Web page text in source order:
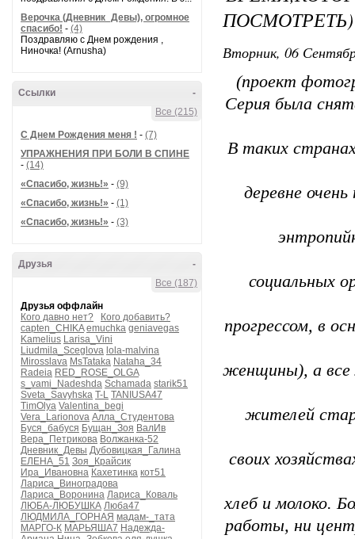
Верочка (Дневник_Девы), огромное
спасибо! - (4)
Поздравляю с Днем рождения ,
Ниночка! (Arnusha)
-
Ссылки
Все (215)
С Днем Рождения меня ! - (7)
УПРАЖНЕНИЯ ПРИ БОЛИ В СПИНЕ
- (14)
«Спасибо, жизнь!» - (9)
«Спасибо, жизнь!» - (1)
«Спасибо, жизнь!» - (3)
-
Друзья
Все (187)
Друзья оффлайн
Кого давно нет?
Кого добавить?
capten_CHIKA emuchka geniavegas
Kamelius Larisa_Vini
Liudmila_Sceglova lola-malvina
Mirosslava MsTataka Nataha_34
Radeia RED_ROSE_OLGA
s_vami_Nadeshda Schamada starik51
Sveta_Savyhska T-L TANIUSA47
TimOlya Valentina_begi
Vera_Larionova Алла_Студентова
Буся_бабуся Бущан_Зоя ВалИв
Вера_Петрикова Волжанка-52
Дневник_Девы Дубовицкая_Галина
ЕЛЕНА_51 Зоя_Крайсик
Ира_Ивановна Кахетинка кот51
Лариса_Виноградова
Лариса_Воронина Лариса_Коваль
ЛЮБА-ЛЮБУШКА Люба47
ЛЮДМИЛА_ГОРНАЯ мадам-_тата
МАРГО-К МАРЬЯША7 Надежда-
ПОСМОТРЕТЬ)
Вторник, 06
(проект
Серия была
В таких
деревне
социальных
прогрессом, в
женщины), а все
жителей
своих
хлеб и молоко.
работы, ни